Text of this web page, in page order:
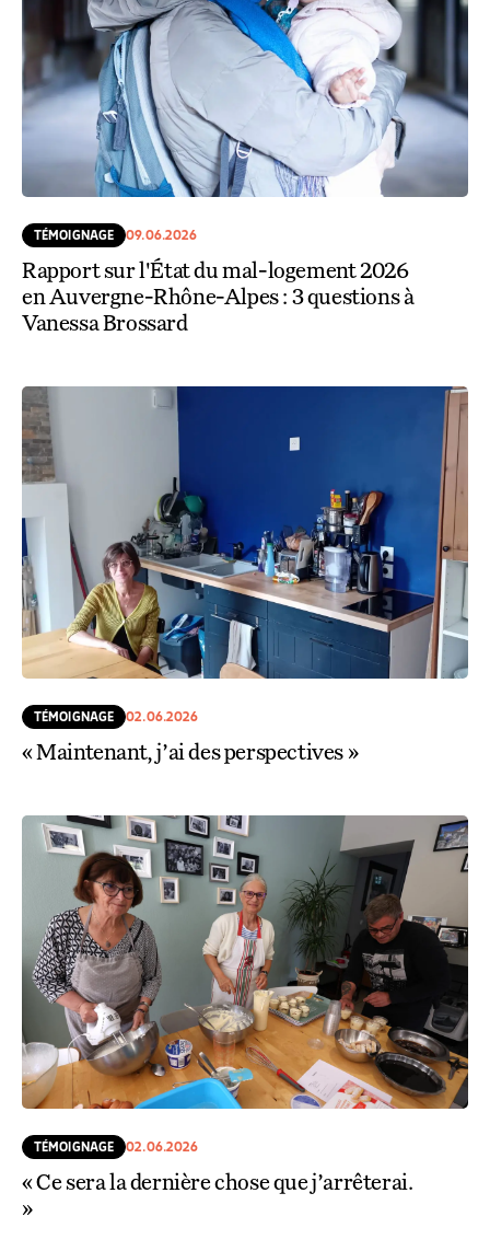
TÉMOIGNAGE 09.06.2026
Rapport sur l'État du mal-logement 2026
en Auvergne-Rhône-Alpes : 3 questions à
Vanessa Brossard
TÉMOIGNAGE 02.06.2026
« Maintenant, j’ai des perspectives »
TÉMOIGNAGE 02.06.2026
« Ce sera la dernière chose que j’arrêterai.
»